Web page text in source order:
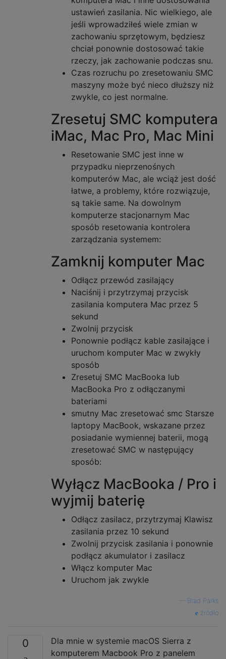
ustawień zasilania. Nic wielkiego, ale
jeśli wprowadziłeś wiele zmian w
zachowaniu sprzętowym, będziesz
chciał ponownie dostosować takie
rzeczy, jak zachowanie podczas snu.
Czas rozruchu po zresetowaniu SMC
maszyny może być nieco dłuższy niż
zwykle, co jest normalne.
Zresetuj SMC komputera
iMac, Mac Pro, Mac Mini
Resetowanie SMC jest inne w
przypadku nieprzenośnych
komputerów Mac, ale wciąż jest dość
łatwe, a problemy, które rozwiązuje,
są takie same. Na dowolnym
komputerze stacjonarnym Mac
sposób resetowania kontrolera
zarządzania systemem:
Zamknij komputer Mac
Odłącz przewód zasilający
Naciśnij i przytrzymaj przycisk
zasilania komputera Mac przez 5
sekund
Zwolnij przycisk
Ponownie podłącz kable zasilające i
uruchom komputer Mac w zwykły
sposób
Zresetuj SMC MacBooka lub
MacBooka Pro z odłączanymi
bateriami
smutny Mac zresetować smc Starsze
laptopy MacBook, wskazane przez
posiadanie wymiennej baterii, mogą
zresetować SMC w następujący
sposób:
Wyłącz MacBooka / Pro i
wyjmij baterię
Odłącz zasilacz, przytrzymaj Klawisz
zasilania przez 10 sekund
Zwolnij przycisk zasilania i ponownie
podłącz akumulator i zasilacz
Włącz komputer Mac
Uruchom jak zwykle
Brad Parks
źródło
0
Dla mnie w systemie macOS Sierra z
komputerem Macbook Pro z panelem